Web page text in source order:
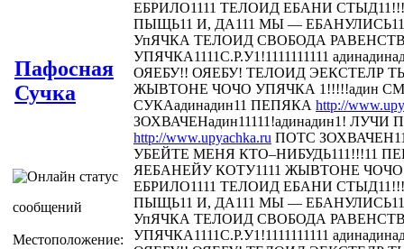
Пафосная
Сучка
сообщений
Местоположение:
ЕБРИЛО1111 ТЕЛОИД ЕБАНИ СТЫД11!!!
ПЫЩЬ11 И, ДА111 МЫ —
УпЯЧКА ТЕЛОИД СВОБОДА
УПЯЧКА1111С.Р.У1!1111111111
ОЯЕБУ!! ОЯЕБУ! ТЕЛОИД ЭЕКСТЕЛР
ЖЫВТОНЕ ЧОЧО УПЯЧКА 1!!!!!адин
СУКАадинадин11 ПЕПЯКА http://
ЗОХВАЧЕНадин11111!адинадин1! ЛУЧИ
http://www.upyachka.ru ПОТС
УБЕЙТЕ МЕНЯ КТО–НИБУДЬ111!!!11
ЯЕБАНЕЙУ КОТУ1111 ЖЫВТОНЕ ЧОЧО
ЕБРИЛО1111 ТЕЛОИД ЕБАНИ СТЫД11!!!
ПЫЩЬ11 И, ДА111 МЫ —
УпЯЧКА ТЕЛОИД СВОБОДА
УПЯЧКА1111С.Р.У1!1111111111